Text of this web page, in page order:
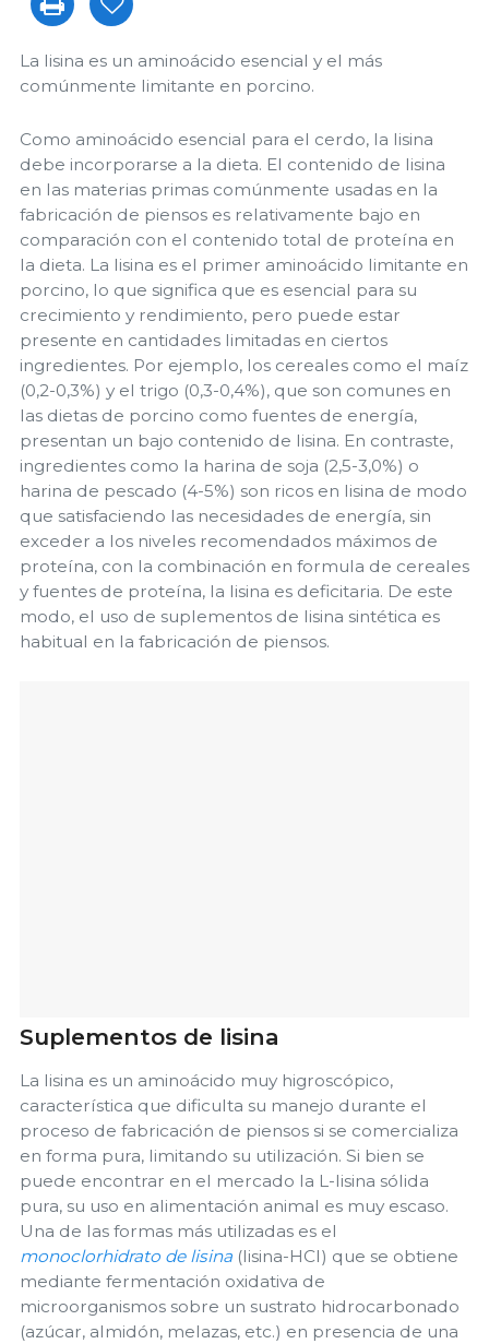
La lisina es un aminoácido esencial y el más
comúnmente limitante en porcino.
Como aminoácido esencial para el cerdo, la lisina
debe incorporarse a la dieta. El contenido de lisina
en las materias primas comúnmente usadas en la
fabricación de piensos es relativamente bajo en
comparación con el contenido total de proteína en
la dieta. La lisina es el primer aminoácido limitante en
porcino, lo que significa que es esencial para su
crecimiento y rendimiento, pero puede estar
presente en cantidades limitadas en ciertos
ingredientes. Por ejemplo, los cereales como el maíz
(0,2-0,3%) y el trigo (0,3-0,4%), que son comunes en
las dietas de porcino como fuentes de energía,
presentan un bajo contenido de lisina. En contraste,
ingredientes como la harina de soja (2,5-3,0%) o
harina de pescado (4-5%) son ricos en lisina de modo
que satisfaciendo las necesidades de energía, sin
exceder a los niveles recomendados máximos de
proteína, con la combinación en formula de cereales
y fuentes de proteína, la lisina es deficitaria. De este
modo, el uso de suplementos de lisina sintética es
habitual en la fabricación de piensos.
Suplementos de lisina
La lisina es un aminoácido muy higroscópico,
característica que dificulta su manejo durante el
proceso de fabricación de piensos si se comercializa
en forma pura, limitando su utilización. Si bien se
puede encontrar en el mercado la L-lisina sólida
pura, su uso en alimentación animal es muy escaso.
Una de las formas más utilizadas es el
monoclorhidrato de lisina (lisina-HCl) que se obtiene
mediante fermentación oxidativa de
microorganismos sobre un sustrato hidrocarbonado
(azúcar, almidón, melazas, etc.) en presencia de una